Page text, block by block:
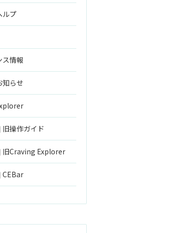
ルプ
ス情報
知らせ
操作ガイド
旧Craving Explorer
CEBar